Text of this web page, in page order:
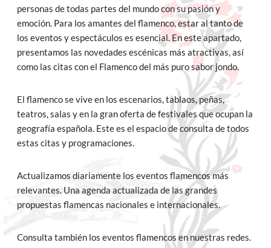
personas de todas partes del mundo con su pasión y
emoción. Para los amantes del flamenco, estar al tanto de
los eventos y espectáculos es esencial. En este apartado,
presentamos las novedades escénicas más atractivas, así
como las citas con el Flamenco del más puro sabor jondo.
El flamenco se vive en los escenarios, tablaos, peñas,
teatros, salas y en la gran oferta de festivales que ocupan la
geografía española. Este es el espacio de consulta de todos
estas citas y programaciones.
Actualizamos diariamente los eventos flamencos más
relevantes. Una agenda actualizada de las grandes
propuestas flamencas nacionales e internacionales.
Consulta también los eventos flamencos en nuestras redes.